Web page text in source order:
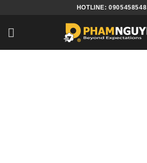
nội
HOTLINE: 0905458548